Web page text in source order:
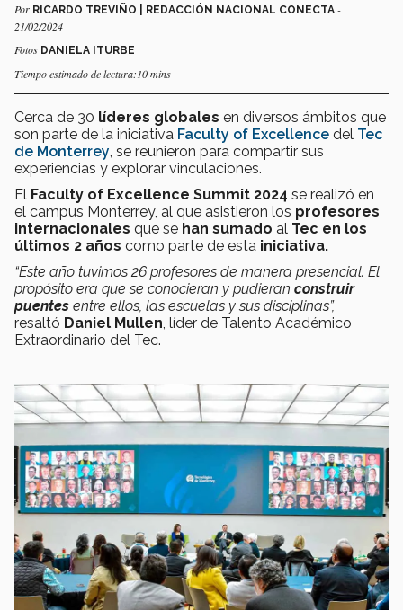
Por RICARDO TREVIÑO | REDACCIÓN NACIONAL CONECTA -
21/02/2024
Fotos DANIELA ITURBE
Tiempo estimado de lectura:10 mins
Cerca de 30 líderes globales en diversos ámbitos que
son parte de la iniciativa Faculty of Excellence del Tec
de Monterrey , se reunieron para compartir sus
experiencias y explorar vinculaciones.
El Faculty of Excellence Summit 2024 se realizó en
el campus Monterrey, al que asistieron los profesores
internacionales que se han sumado al Tec en los
últimos 2 años como parte de esta iniciativa.
“Este año tuvimos 26 profesores de manera presencial. El
propósito era que se conocieran y pudieran construir
puentes entre ellos, las escuelas y sus disciplinas”,
resaltó Daniel Mullen , líder de Talento Académico
Extraordinario del Tec.